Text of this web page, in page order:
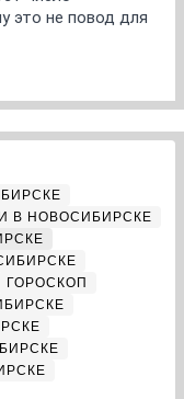
это не повод для
В НОВОСИБИРСКЕ
ГОРОСКОП